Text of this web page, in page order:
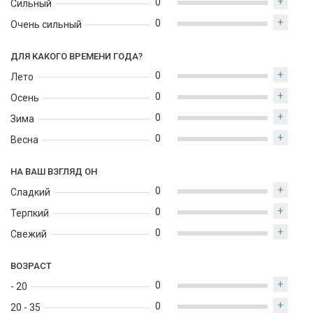
Сильный
Очень сильный
0 +
ДЛЯ КАКОГО ВРЕМЕНИ ГОДА?
Лето
Осень
Зима
Весна
0 +
0 +
0 +
0 +
НА ВАШ ВЗГЛЯД ОН
Сладкий
Терпкий
Свежий
0 +
0 +
0 +
ВОЗРАСТ
- 20
20 - 35
0 +
0 +